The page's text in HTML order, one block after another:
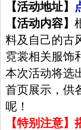
【活动地址】
【活动内容】
料及自己的古
霓裳相关服饰
本次活动将选
首页展示，供
呢！
【特别注意